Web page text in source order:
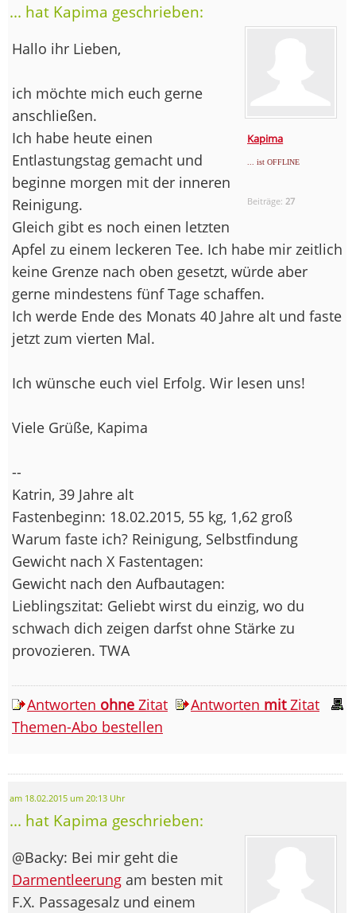
... hat Kapima geschrieben:
Kapima
... ist OFFLINE
Beiträge: 27
Hallo ihr Lieben,
ich möchte mich euch gerne
anschließen.
Ich habe heute einen
Entlastungstag gemacht und
beginne morgen mit der inneren
Reinigung.
Gleich gibt es noch einen letzten
Apfel zu einem leckeren Tee. Ich habe mir zeitlich
keine Grenze nach oben gesetzt, würde aber
gerne mindestens fünf Tage schaffen.
Ich werde Ende des Monats 40 Jahre alt und faste
jetzt zum vierten Mal.
Ich wünsche euch viel Erfolg. Wir lesen uns!
Viele Grüße, Kapima
--
Katrin, 39 Jahre alt
Fastenbeginn: 18.02.2015, 55 kg, 1,62 groß
Warum faste ich? Reinigung, Selbstfindung
Gewicht nach X Fastentagen:
Gewicht nach den Aufbautagen:
Lieblingszitat: Geliebt wirst du einzig, wo du
schwach dich zeigen darfst ohne Stärke zu
provozieren. TWA
Antworten ohne Zitat Antworten mitZitat
Themen-Abo bestellen
am 18.02.2015 um 20:13 Uhr
... hat Kapima geschrieben:
@Backy: Bei mir geht die
Darmentleerung am besten mit
F.X. Passagesalz und einem